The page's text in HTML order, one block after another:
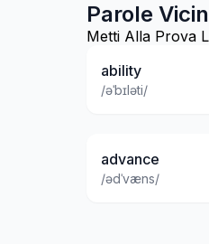
Parole
Metti Alla Prova
ability
/əˈbɪləti/
advance
/ədˈvæns/